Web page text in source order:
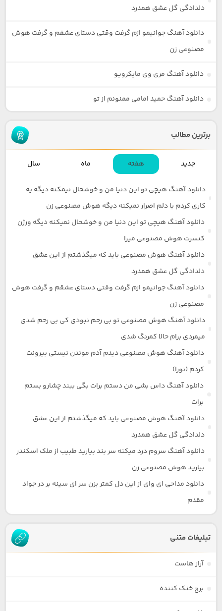
دلدادگی گل عشق همدرد
دانلود آهنگ جوانیمو ازم گرفت وقتی دستای عشقم و گرفت هوش
مصنوعی زن
دانلود آهنگ مری وی مایکرویو
دانلود آهنگ حمید امامی ممنونم از تو
برترین مطالب
جدید هفته ماه سال
دانلود آهنگ هیچی تو این دنیا من و خوشحال نیمکنه دیگه یه
کاری کردم با دلم اصرار نمیکنه دیگه هوش مصنوعی زن
دانلود آهنگ هیچی تو این دنیا من و خوشحال نمیکنه دیگه ورژن
کنسرت هوش مصنوعی میرا
دانلود آهنگ هوش مصنوعی باید که میگذشتم از این عشق
دلدادگی گل عشق همدرد
دانلود آهنگ جوانیمو ازم گرفت وقتی دستای عشقم و گرفت هوش
مصنوعی زن
دانلود آهنگ هوش مصنوعی تو بی رحم نبودی کی بی رحم شدی
میمردی برام حالا کمرنگ شدی
دانلود آهنگ هوش مصنوعی دیدم آدم موندن نیستی بیرونت
کردم (نورا)
دانلود آهنگ داس بشی من دستم برات بگی ببند چشارو بستم
برات
دانلود آهنگ هوش مصنوعی باید که میگذشتم از این عشق
دلدادگی گل عشق همدرد
دانلود آهنگ سروم درد میکنه سر بند بیارید طبیب از ملک اسکندر
بیارید هوش مصنوعی زن
دانلود مداحی ای وای از این دل کمتر بزن سر ای سینه بر در جواد
مقدم
تبلیغات متنی
آراز هاست
برج خنک کننده